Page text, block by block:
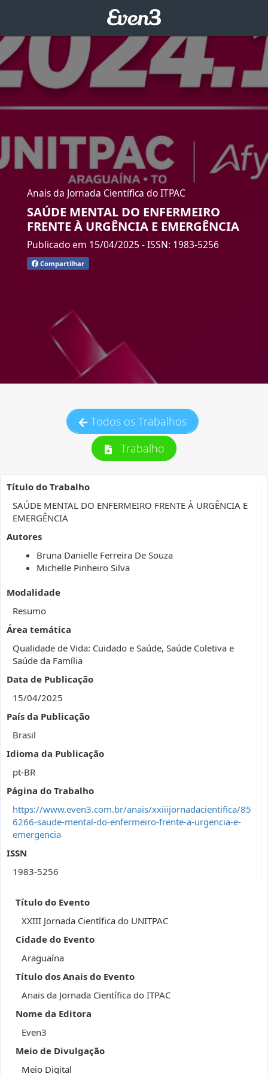
Anais da Jornada Científica do ITPAC
SAÚDE MENTAL DO ENFERMEIRO
FRENTE À URGÊNCIA E EMERGÊNCIA
Publicado em 15/04/2025 - ISSN: 1983-5256
Compartilhar
Todos os Trabalhos
Trabalho
Título do Trabalho
SAÚDE MENTAL DO ENFERMEIRO FRENTE À URGÊNCIA E
EMERGÊNCIA
Autores
Bruna Danielle Ferreira De Souza
Michelle Pinheiro Silva
Modalidade
Resumo
Área temática
Qualidade de Vida: Cuidado e Saúde, Saúde Coletiva e
Saúde da Família
Data de Publicação
15/04/2025
País da Publicação
Brasil
Idioma da Publicação
pt-BR
Página do Trabalho
https://www.even3.com.br/anais/xxiiijornadacientifica/85
6266-saude-mental-do-enfermeiro-frente-a-urgencia-e-
emergencia
ISSN
1983-5256
Título do Evento
XXIII Jornada Científica do UNITPAC
Cidade do Evento
Araguaína
Título dos Anais do Evento
Anais da Jornada Científica do ITPAC
Nome da Editora
Even3
Meio de Divulgação
Meio Digital